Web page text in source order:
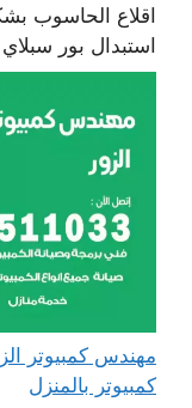
اقلاع الحاسوب
استبدال بور
كمبيوتر بالمنزل